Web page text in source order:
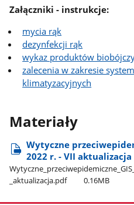
Załączniki - instrukcje:
mycia rąk
dezynfekcji rąk
wykaz produktów
zalecenia w zakresie
klimatyzacyjnych
Materiały
Wytyczne
2022 r. - VII aktualizacja
_aktualizacja.pdf
0.16MB